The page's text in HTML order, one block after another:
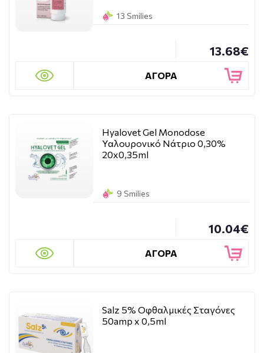
13 Smilies
13.68€
ΑΓΟΡΑ
Hyalovet Gel Monodose
Υαλουρονικό Νάτριο 0,30%
20x0,35ml
9 Smilies
10.04€
ΑΓΟΡΑ
Salz 5% Οφθαλμικές Σταγόνες
50amp x 0,5ml